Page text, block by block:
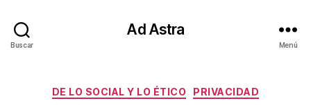
Buscar
Ad Astra
Menú
Categorías
DE LO SOCIAL Y LO ÉTICO PRIVACIDAD